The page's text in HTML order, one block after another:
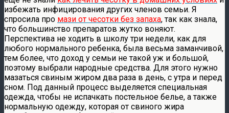
избежать инфицирования других членов семьи. Я
спросила про мази от чесотки без запаха, так как знала,
что большинство препаратов жутко воняют.
Перспектива не ходить в школу три недели, как для
любого нормального ребенка, была весьма заманчивой,
тем более, что доход у семьи не такой уж и большой,
поэтому выбрали народные средства. Для этого нужно
мазаться свиным жиром два раза в день, с утра и перед
сном. Под данный процесс выделяется специальная
одежда, чтобы не испачкать постельное белье, а также
нормальную одежду, которая от свиного жира